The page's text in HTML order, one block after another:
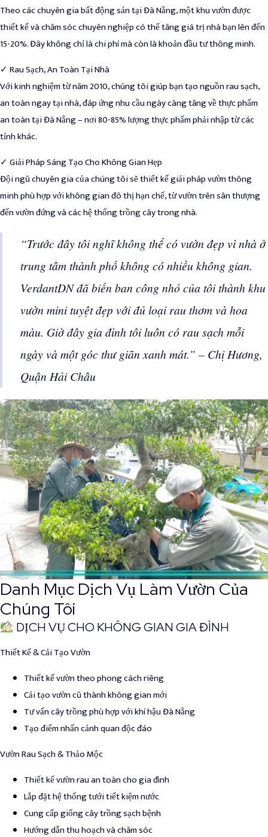
Theo các chuyên gia bất động sản tại Đà Nẵng, một khu vườn được
thiết kế và chăm sóc chuyên nghiệp có thể tăng giá trị nhà bạn lên đến
15-20%. Đây không chỉ là chi phí mà còn là khoản đầu tư thông minh.
✓ Rau Sạch, An Toàn Tại Nhà
Với kinh nghiệm từ năm 2010, chúng tôi giúp bạn tạo nguồn rau sạch,
an toàn ngay tại nhà, đáp ứng nhu cầu ngày càng tăng về thực phẩm
an toàn tại Đà Nẵng – nơi 80-85% lượng thực phẩm phải nhập từ các
tỉnh khác.
✓ Giải Pháp Sáng Tạo Cho Không Gian Hẹp
Đội ngũ chuyên gia của chúng tôi sẽ thiết kế giải pháp vườn thông
minh phù hợp với không gian đô thị hạn chế, từ vườn trên sân thượng
đến vườn đứng và các hệ thống trồng cây trong nhà.
“Trước đây tôi nghĩ không thể có vườn đẹp vì nhà ở
trung tâm thành phố không có nhiều không gian.
VerdantDN đã biến ban công nhỏ của tôi thành khu
vườn mini tuyệt đẹp với đủ loại rau thơm và hoa
màu. Giờ đây gia đình tôi luôn có rau sạch mỗi
ngày và một góc thư giãn xanh mát.” – Chị Hương,
Quận Hải Châu
Danh Mục Dịch Vụ Làm Vườn Của
Chúng Tôi
DỊCH VỤ CHO KHÔNG GIAN GIA ĐÌNH
Thiết Kế & Cải Tạo Vườn
Thiết kế vườn theo phong cách riêng
Cải tạo vườn cũ thành không gian mới
Tư vấn cây trồng phù hợp với khí hậu Đà Nẵng
Tạo điểm nhấn cảnh quan độc đáo
Vườn Rau Sạch & Thảo Mộc
Thiết kế vườn rau an toàn cho gia đình
Lắp đặt hệ thống tưới tiết kiệm nước
Cung cấp giống cây trồng sạch bệnh
Hướng dẫn thu hoạch và chăm sóc